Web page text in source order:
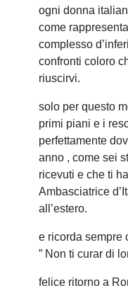
ogni donna
come
complesso
confronti coloro
riuscirvi.
solo per questo
primi piani e i
perfettamente
anno , come sei
ricevuti e che ti
Ambasciatrice
all’estero.
e ricorda sempre
” Non ti curar di
felice ritorno a